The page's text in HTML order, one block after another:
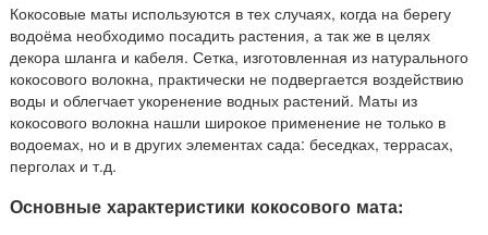
Кокосовые маты используются в тех случаях, когда на берегу
водоёма необходимо посадить растения, а так же в целях
декора шланга и кабеля. Сетка, изготовленная из натурального
кокосового волокна, практически не подвергается воздействию
воды и облегчает укоренение водных растений. Маты из
кокосового волокна нашли широкое применение не только в
водоемах, но и в других элементах сада: беседках, террасах,
перголах и т.д.
Основные характеристики кокосового мата: